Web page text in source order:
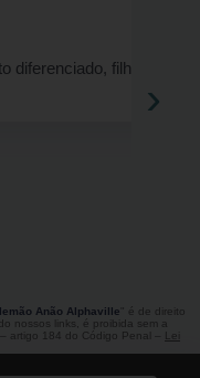
filhotes
›
Anão Alphaville " é de direito
nossos links, é proibida sem a
artigo 184 do Código Penal –
Lei